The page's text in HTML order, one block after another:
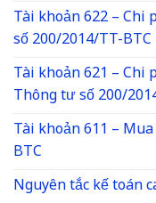
Tài khoản 622 –
số 200/2014/TT-BTC
Tài khoản 621 –
Thông tư số 200/
Tài khoản 611 –
BTC
Nguyên tắc kế toán